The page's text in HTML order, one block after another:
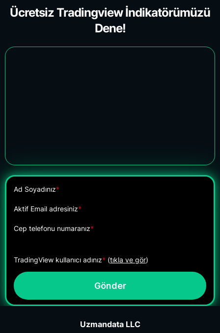
Ücretsiz Tradingview İndikatörümüzü
Dene!
Ad Soyadınız*
Aktif Email adresiniz*
Cep telefonu numaranız*
TradingView kullanıcı adınız* (tıkla ve gör)
Gönder
Uzmandata LLC